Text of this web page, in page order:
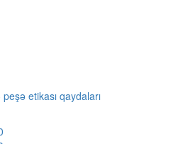
etikası qaydaları